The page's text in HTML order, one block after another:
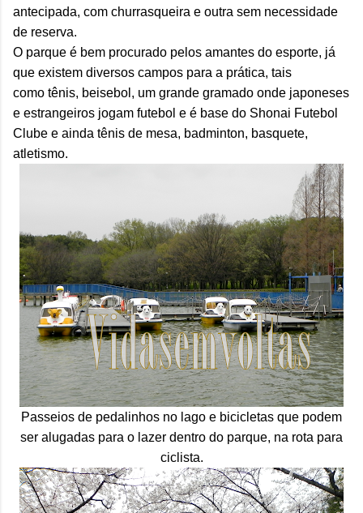
antecipada, com churrasqueira e outra sem necessidade
de reserva.
O parque é bem procurado pelos amantes do esporte, já
que existem diversos campos para a prática, tais
como tênis, beisebol, um grande gramado onde japoneses
e estrangeiros jogam futebol e é base do Shonai Futebol
Clube e ainda tênis de mesa, badminton, basquete,
atletismo.
Passeios de pedalinhos no lago e bicicletas que podem
ser alugadas para o lazer dentro do parque, na rota para
ciclista.